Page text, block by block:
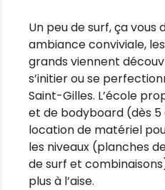
Un peu de surf, ça vous
ambiance conviviale,
grands viennent
s’initier ou se
Saint-Gilles. L’école
et de bodyboard (dès 5
location de matériel
les niveaux (planches
de surf et
plus à l’aise.